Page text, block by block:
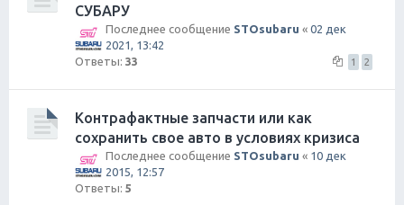
СУБАРУ
Последнее сообщение STOsubaru « 02 дек
2021, 13:42
Ответы: 33 1 2
Контрафактные запчасти или как
сохранить свое авто в условиях кризиса
Последнее сообщение STOsubaru « 10 дек
2015, 12:57
Ответы: 5